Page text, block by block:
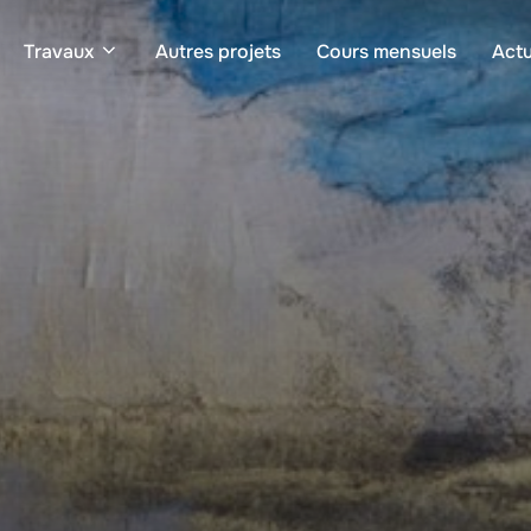
Travaux Autres projets Cours mensuels